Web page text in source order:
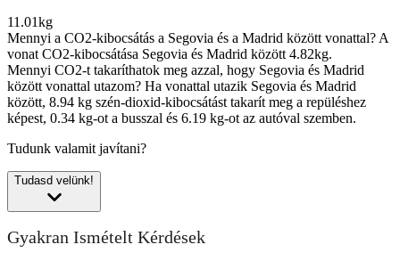
11.01kg
Mennyi a CO2-kibocsátás a Segovia és a Madrid között vonattal? A
vonat CO2-kibocsátása Segovia és Madrid között 4.82kg.
Mennyi CO2-t takaríthatok meg azzal, hogy Segovia és Madrid
között vonattal utazom? Ha vonattal utazik Segovia és Madrid
között, 8.94 kg szén-dioxid-kibocsátást takarít meg a repüléshez
képest, 0.34 kg-ot a busszal és 6.19 kg-ot az autóval szemben.
Tudunk valamit javítani?
Tudasd velünk!
Gyakran Ismételt Kérdések